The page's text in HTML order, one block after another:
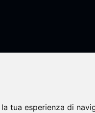
tua esperienza di